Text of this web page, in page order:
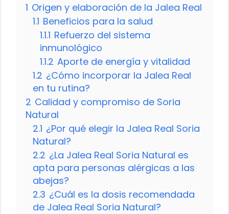
1 Origen y elaboración de la Jalea Real
1.1 Beneficios para la salud
1.1.1 Refuerzo del sistema
inmunológico
1.1.2 Aporte de energía y vitalidad
1.2 ¿Cómo incorporar la Jalea Real
en tu rutina?
2 Calidad y compromiso de Soria
Natural
2.1 ¿Por qué elegir la Jalea Real Soria
Natural?
2.2 ¿La Jalea Real Soria Natural es
apta para personas alérgicas a las
abejas?
2.3 ¿Cuál es la dosis recomendada
de Jalea Real Soria Natural?